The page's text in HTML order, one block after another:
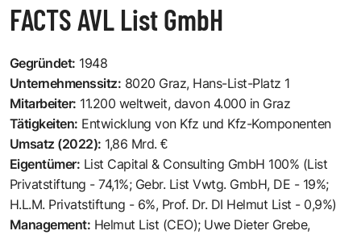
FACTS AVL List GmbH
Gegründet: 1948
Unternehmenssitz: 8020 Graz, Hans-List-Platz 1
Mitarbeiter: 11.200 weltweit, davon 4.000 in Graz
Tätigkeiten: Entwicklung von Kfz und Kfz-Komponenten
Umsatz (2022): 1,86 Mrd. €
Eigentümer: List Capital & Consulting GmbH 100% (List
Privatstiftung - 74,1%; Gebr. List Vwtg. GmbH, DE - 19%;
H.L.M. Privatstiftung - 6%, Prof. Dr. DI Helmut List - 0,9%)
Management: Helmut List (CEO); Uwe Dieter Grebe,